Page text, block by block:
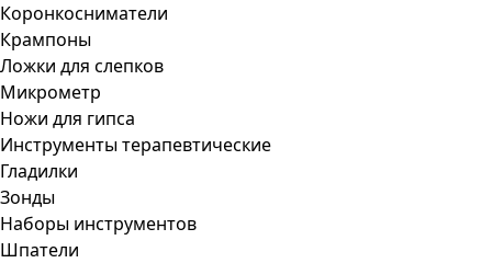
Коронкосниматели
Крампоны
Ложки для слепков
Микрометр
Ножи для гипса
Инструменты терапевтические
Гладилки
Зонды
Наборы инструментов
Шпатели